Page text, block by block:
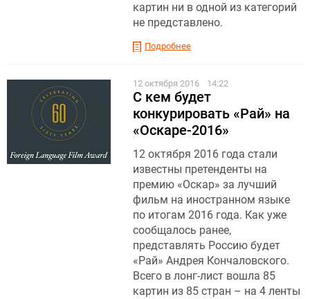
картин ни в одной из категорий
не представлено.
Подробнее
12 октября 2016 14:22
С кем будет
конкурировать «Рай» на
«Оскаре-2016»
12 октября 2016 года стали
известны претенденты на
премию «Оскар» за лучший
фильм на иностранном языке
по итогам 2016 года. Как уже
сообщалось ранее,
представлять Россию будет
«Рай» Андрея Кончаловского.
Всего в лонг-лист вошла 85
картин из 85 стран – на 4 ленты